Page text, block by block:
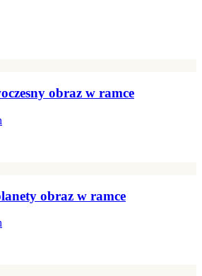
obraz w ramce
obraz w ramce